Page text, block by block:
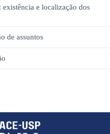
e localização dos
de assuntos